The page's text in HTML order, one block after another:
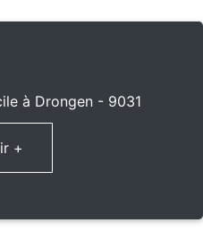
à Drongen - 9031
+